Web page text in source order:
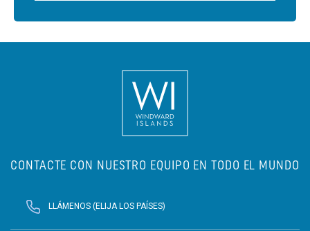
CONTACTE CON NUESTRO EQUIPO EN TODO EL MUNDO
LLÁMENOS (ELIJA LOS PAÍSES)